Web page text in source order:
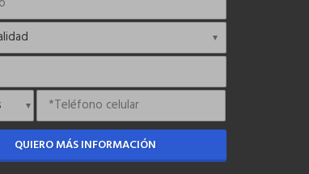
QUIERO MÁS INFORMACIÓN